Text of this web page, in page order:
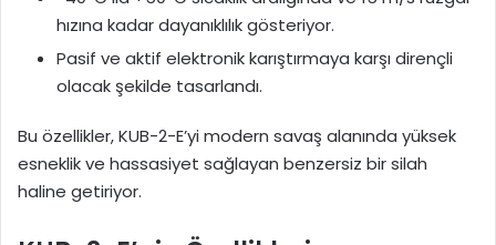
hızına kadar dayanıklılık gösteriyor.
Pasif ve aktif elektronik karıştırmaya karşı dirençli
olacak şekilde tasarlandı.
Bu özellikler, KUB-2-E’yi modern savaş alanında yüksek
esneklik ve hassasiyet sağlayan benzersiz bir silah
haline getiriyor.